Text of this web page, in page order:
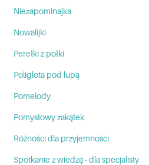
Niezapominajka
Nowalijki
Perełki z półki
Poliglota pod lupą
Pomelody
Pomysłowy zakątek
Różności dla przyjemności
Spotkanie z wiedzą - dla specjalisty